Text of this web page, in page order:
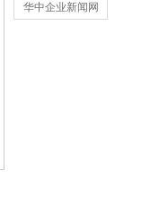
华中企业新闻网